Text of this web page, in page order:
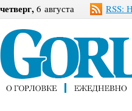
четверг, 6 августа RSS: